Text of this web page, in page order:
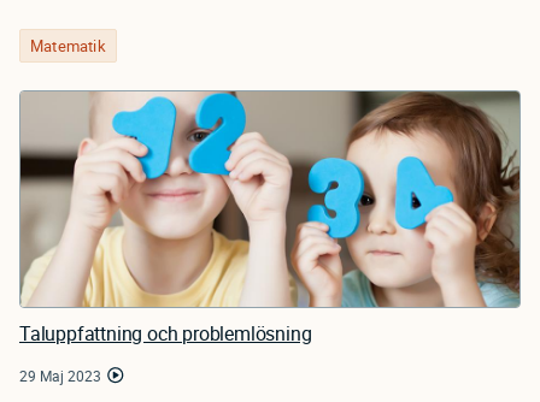
Matematik
Taluppfattning och problemlösning
29 Maj 2023